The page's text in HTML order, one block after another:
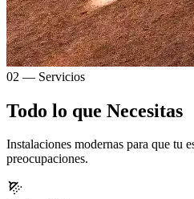
02 — Servicios
Todo lo que Necesitas
Instalaciones modernas para que tu
preocupaciones.